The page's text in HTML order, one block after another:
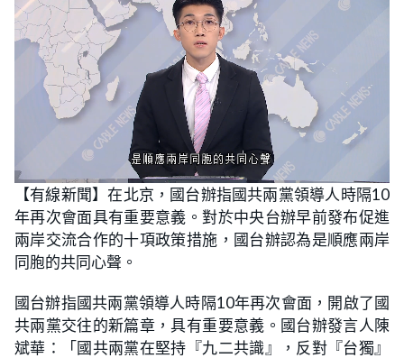
n
m
t
e
L
o
a
d
e
d
:
2
6
.
%
【有線新聞】在北京，國台辦指國共兩黨領導人時隔10
年再次會面具有重要意義。對於中央台辦早前發布促進
兩岸交流合作的十項政策措施，國台辦認為是順應兩岸
同胞的共同心聲。
國台辦指國共兩黨領導人時隔10年再次會面，開啟了國
共兩黨交往的新篇章，具有重要意義。國台辦發言人陳
斌華：「國共兩黨在堅持『九二共識』，反對『台獨』